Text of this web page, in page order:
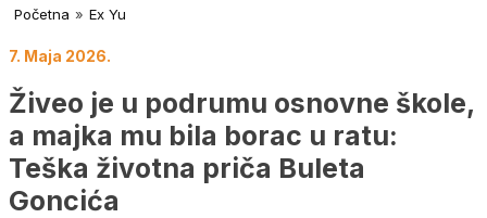
Početna » Ex Yu
7. Maja 2026.
Živeo je u podrumu osnovne škole,
a majka mu bila borac u ratu:
Teška životna priča Buleta
Goncića